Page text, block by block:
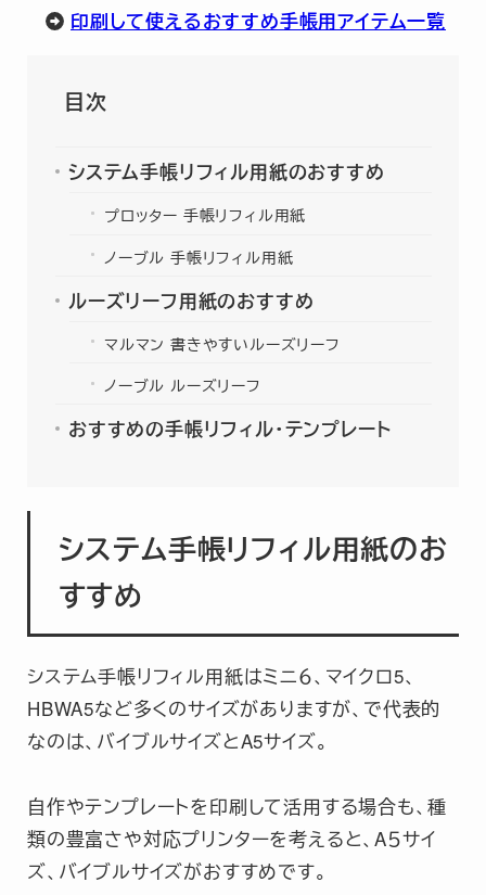
印刷して使えるおすすめ手帳用アイテム一覧
目次
システム手帳リフィル用紙のおすすめ
プロッター 手帳リフィル用紙
ノーブル 手帳リフィル用紙
ルーズリーフ用紙のおすすめ
マルマン 書きやすいルーズリーフ
ノーブル ルーズリーフ
おすすめの手帳リフィル・テンプレート
システム手帳リフィル用紙のお
すすめ
システム手帳リフィル用紙はミニ６、マイクロ5、
HBWA5など多くのサイズがありますが、で代表的
なのは、バイブルサイズとA5サイズ。
自作やテンプレートを印刷して活用する場合も、種
類の豊富さや対応プリンターを考えると、A５サイ
ズ、バイブルサイズがおすすめです。